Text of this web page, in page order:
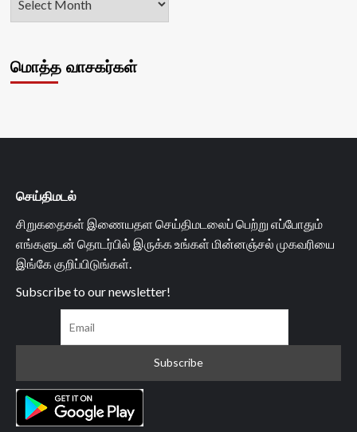
மொத்த வாசகர்கள்
செய்திமடல்
சிறுகதைகள் இணையதள செய்திமடலைப் பெற்று எப்போதும்
எங்களுடன் தொடர்பில் இருக்க உங்கள் மின்னஞ்சல் முகவரியை
இங்கே குறிப்பிடுங்கள்.
Subscribe to our newsletter!